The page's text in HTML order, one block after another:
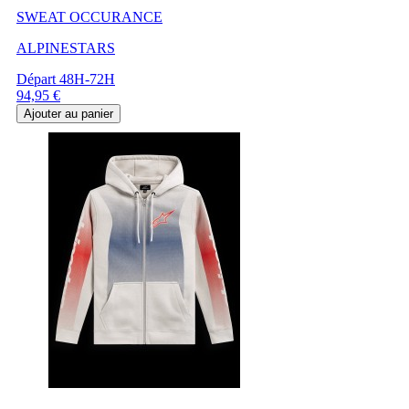
SWEAT OCCURANCE
ALPINESTARS
Départ 48H-72H
Prix
94,95 €
Ajouter au panier